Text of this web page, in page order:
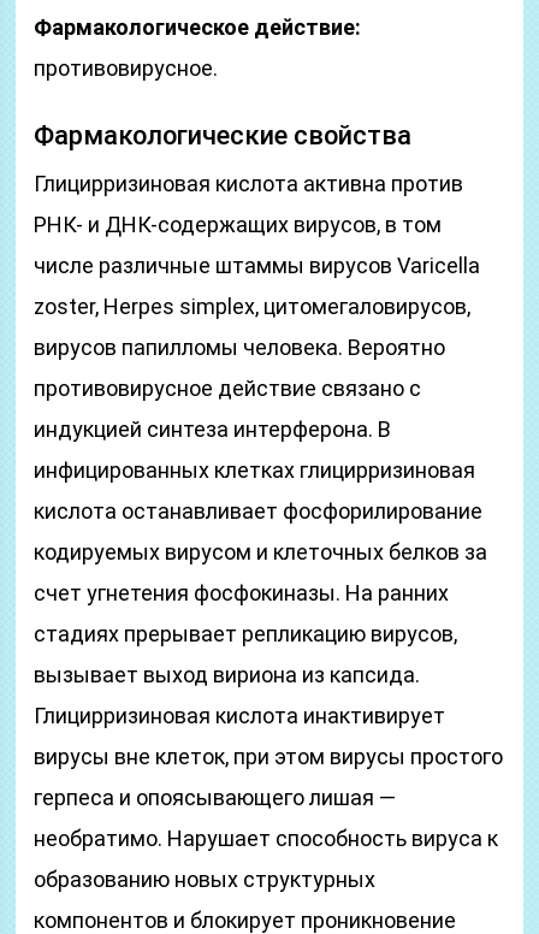
Фармакологическое действие:
противовирусное.
Фармакологические свойства
Глицирризиновая кислота активна против
РНК- и ДНК-содержащих вирусов, в том
числе различные штаммы вирусов Varicella
zoster, Herpes simplex, цитомегаловирусов,
вирусов папилломы человека. Вероятно
противовирусное действие связано с
индукцией синтеза интерферона. В
инфицированных клетках глицирризиновая
кислота останавливает фосфорилирование
кодируемых вирусом и клеточных белков за
счет угнетения фосфокиназы. На ранних
стадиях прерывает репликацию вирусов,
вызывает выход вириона из капсида.
Глицирризиновая кислота инактивирует
вирусы вне клеток, при этом вирусы простого
герпеса и опоясывающего лишая —
необратимо. Нарушает способность вируса к
образованию новых структурных
компонентов и блокирует проникновение